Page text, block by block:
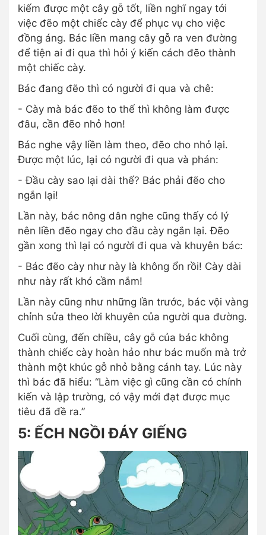
kiếm được một cây gỗ tốt, liền nghĩ ngay tới
việc đẽo một chiếc cày để phục vụ cho việc
đồng áng. Bác liền mang cây gỗ ra ven đường
để tiện ai đi qua thì hỏi ý kiến cách đẽo thành
một chiếc cày.
Bác đang đẽo thì có người đi qua và chê:
- Cày mà bác đẽo to thế thì không làm được
đâu, cần đẽo nhỏ hơn!
Bác nghe vậy liền làm theo, đẽo cho nhỏ lại.
Được một lúc, lại có người đi qua và phán:
- Đầu cày sao lại dài thế? Bác phải đẽo cho
ngắn lại!
Lần này, bác nông dân nghe cũng thấy có lý
nên liền đẽo ngay cho đầu cày ngắn lại. Đẽo
gần xong thì lại có người đi qua và khuyên bác:
- Bác đẽo cày như này là không ổn rồi! Cày dài
như này rất khó cầm nắm!
Lần này cũng như những lần trước, bác vội vàng
chỉnh sửa theo lời khuyên của người qua đường.
Cuối cùng, đến chiều, cây gỗ của bác không
thành chiếc cày hoàn hảo như bác muốn mà trở
thành một khúc gỗ nhỏ bằng cánh tay. Lúc này
thì bác đã hiểu: “Làm việc gì cũng cần có chính
kiến và lập trường, có vậy mới đạt được mục
tiêu đã đề ra.”
5: ẾCH NGỒI ĐÁY GIẾNG